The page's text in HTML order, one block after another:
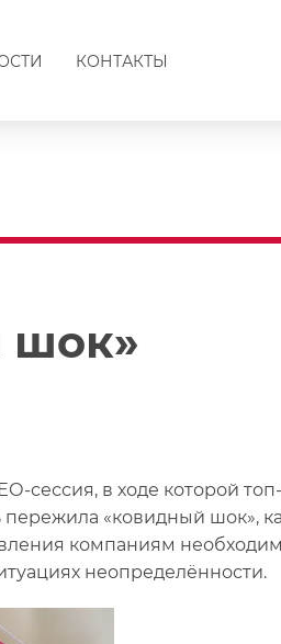
КОНТАКТЫ
шок»
сессия, в ходе которой
пережила «ковидный шок»,
компаниям
неопределённости.